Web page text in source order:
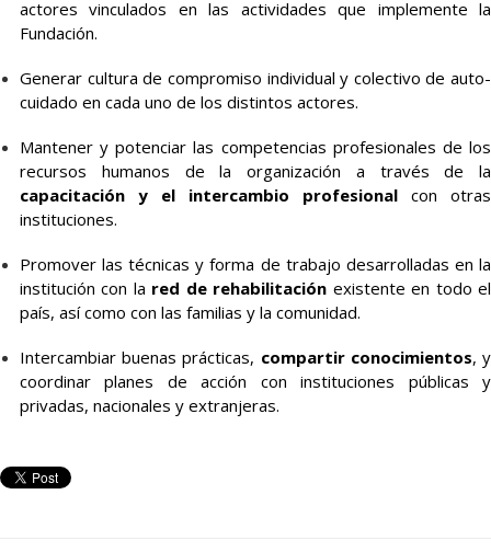
actores vinculados en las actividades que implemente la
Fundación.
Generar cultura de compromiso individual y colectivo de auto-
cuidado en cada uno de los distintos actores.
Mantener y potenciar las competencias profesionales de los
recursos humanos de la organización a través de la
capacitación y el intercambio profesional con otras
instituciones.
Promover las técnicas y forma de trabajo desarrolladas en la
institución con la red de rehabilitación existente en todo el
país, así como con las familias y la comunidad.
Intercambiar buenas prácticas, compartir conocimientos, y
coordinar planes de acción con instituciones públicas y
privadas, nacionales y extranjeras.